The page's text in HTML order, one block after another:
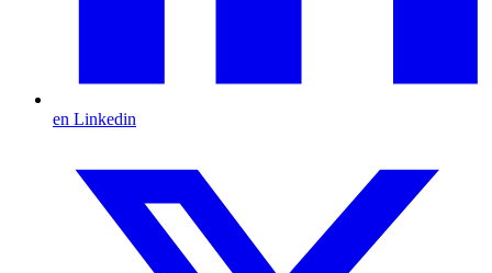
en Linkedin